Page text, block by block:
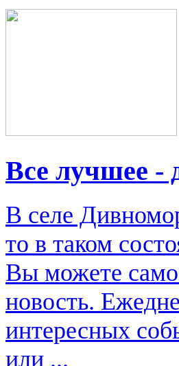
Все лучшее -
В селе
то в таком
Вы можете
новость.
интересных
или ...